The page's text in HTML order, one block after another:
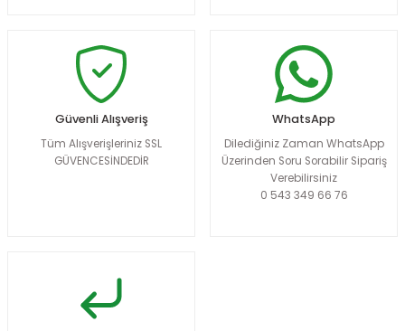
Güvenli Alışveriş
Tüm Alışverişleriniz SSL
GÜVENCESİNDEDİR
WhatsApp
Dilediğiniz Zaman WhatsApp
Üzerinden Soru Sorabilir Sipariş
Verebilirsiniz
0 543 349 66 76